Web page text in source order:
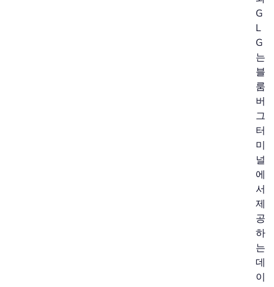
G
L
G
는
블
룸
버
그
터
미
널
에
서
제
공
하
는
데
이